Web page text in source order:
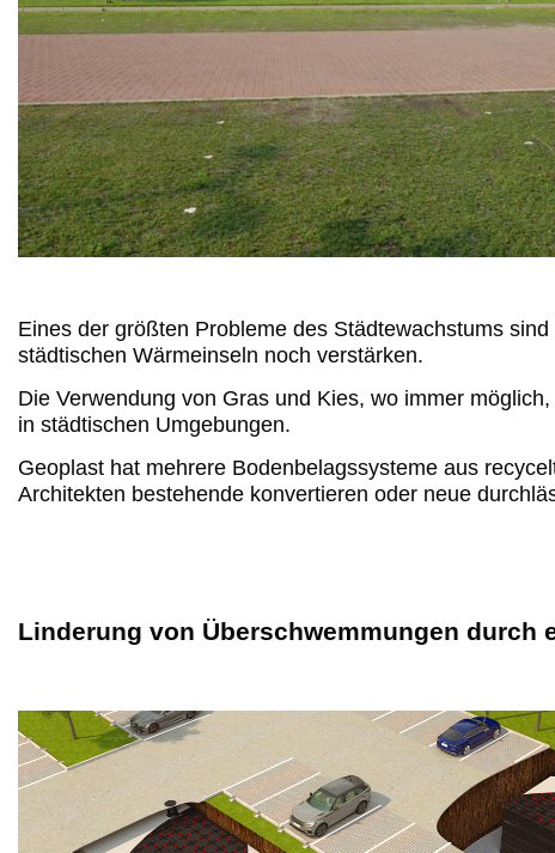
Eines der größten Probleme des Städtewachstums
städtischen Wärmeinseln noch verstärken.
Die Verwendung von Gras und Kies, wo immer
in städtischen Umgebungen.
Geoplast hat mehrere Bodenbelagssysteme aus
Architekten bestehende konvertieren oder neue
Linderung von Überschwemmungen durch